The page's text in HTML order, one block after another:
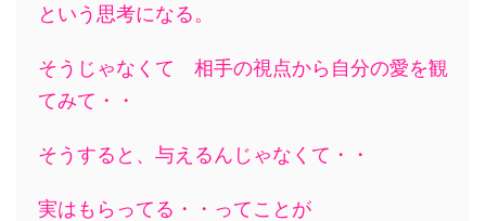
という思考になる。
そうじゃなくて 相手の視点から自分の愛を観
てみて・・
そうすると、与えるんじゃなくて・・
実はもらってる・・ってことが